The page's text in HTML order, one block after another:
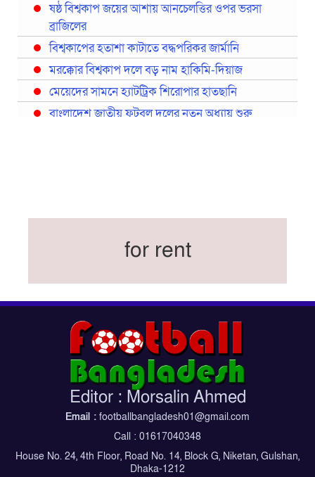
ষষ্ঠ বিশ্বকাপ জয়ের আশায় আনচেলত্তির ওপর ভরসা
ব্রাজিলের
বিশ্বকাপের হতাশা কাটাতে বদ্ধপরিকর জার্মানি
মরক্কোর বিশ্বকাপ দলে বড় নাম হাকিমি-দিয়াজ
মেয়েদের সামনে হ্যাটট্রিক শিরোপার হাতছানি
বাংলাদেশ জাতীয় ফুটবল দলের নতুন অধ্যায় শুরু
সরিয়ে নিয়েছে ইরান
বর্ষসেরা ক্রীড়াবিদ ও পপুলার চয়েজসহ ফুটবলার হামজা
ব্রাজিলের বিশ্বকাপ দলে নেইমার, জল্পনার অবসান
ইতিহাস গড়ার অপেক্ষায় রোনালদো!
ফেডারেশন কাপ: আজকের ফাইনাল বুধবার
কুল-বিএসপিএ অ্যাওয়ার্ডের সংক্ষিপ্ত তালিকায় হামজা-
ঋতুপর্ণা
বসুন্ধরা কিংসের ষষ্ঠ শিরোপা জয়
for rent
Editor : Morsalin Ahmed
Email : footballbangladesh01@gmail.com
Call : 01617040348
House No. 24, 4th Floor, Road No. 14, Block G, Niketan, Gulshan,
Dhaka-1212